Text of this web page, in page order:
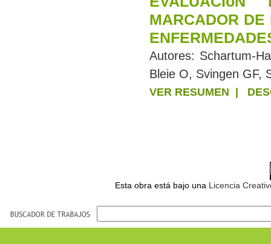
MARCADOR
Autores: Schartum-
Bleie O, Svingen GF,
VER RESUMEN
Esta obra está bajo una Licencia